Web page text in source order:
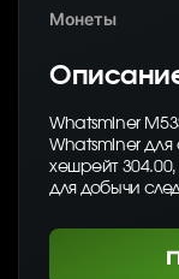
Монеты
Whatsminer
Whatsminer для
хешрейт
для добычи